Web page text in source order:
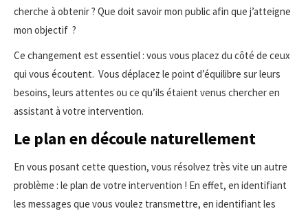
cherche à obtenir ? Que doit savoir mon public afin que j’atteigne
mon objectif ?
Ce changement est essentiel : vous vous placez du côté de ceux
qui vous écoutent. Vous déplacez le point d’équilibre sur leurs
besoins, leurs attentes ou ce qu’ils étaient venus chercher en
assistant à votre intervention.
Le plan en découle naturellement
En vous posant cette question, vous résolvez très vite un autre
problème : le plan de votre intervention ! En effet, en identifiant
les messages que vous voulez transmettre, en identifiant les